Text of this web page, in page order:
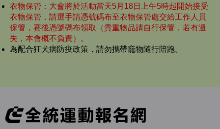
衣物保管：大會將於活動當天5月18日上午5時起開始接受
衣物保管，請選手請憑號碼布至衣物保管處交給工作人員
保管，賽後憑號碼布領取（貴重物品請自行保管，若有遺
失，本會概不負責）。
為配合狂犬病防疫政策，請勿攜帶竉物隨行陪跑。